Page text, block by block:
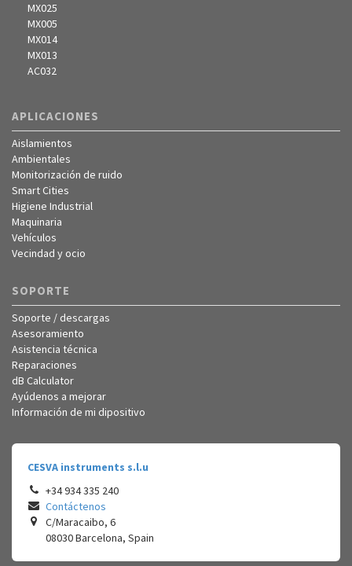
MX025
MX005
MX014
MX013
AC032
APLICACIONES
Aislamientos
Ambientales
Monitorización de ruido
Smart Cities
Higiene Industrial
Maquinaria
Vehículos
Vecindad y ocio
SOPORTE
Soporte / descargas
Asesoramiento
Asistencia técnica
Reparaciones
dB Calculator
Ayúdenos a mejorar
Información de mi dipositivo
CESVA instruments s.l.u
+34 934 335 240
Contáctenos
C/Maracaibo, 6
08030Barcelona, Spain